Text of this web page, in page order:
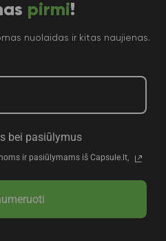
pirmi!
nuolaidas ir kitas naujienas.
bei pasiūlymus
ir pasiūlymams iš Capsule.lt,